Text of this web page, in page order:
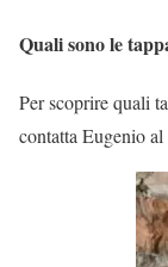
Quali sono le
Per scoprire quali
contatta Eugenio al